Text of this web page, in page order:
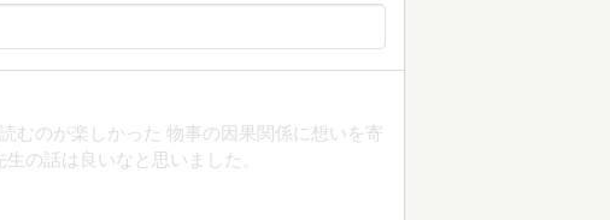
むのが楽しかった 物事の因果関係に想いを寄
の話は良いなと思いました。